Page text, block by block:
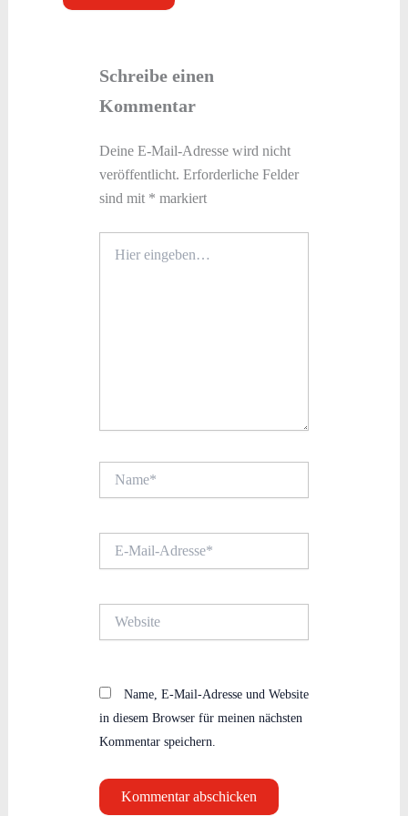
Schreibe einen
Kommentar
Deine E-Mail-Adresse wird nicht
veröffentlicht. Erforderliche Felder
sind mit * markiert
eingeben…
Mail-
Name, E-Mail-Adresse und Website
in diesem Browser für meinen nächsten
Kommentar speichern.